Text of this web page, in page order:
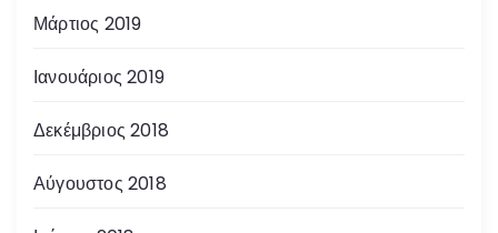
Μάρτιος 2019
Ιανουάριος 2019
Δεκέμβριος 2018
Αύγουστος 2018